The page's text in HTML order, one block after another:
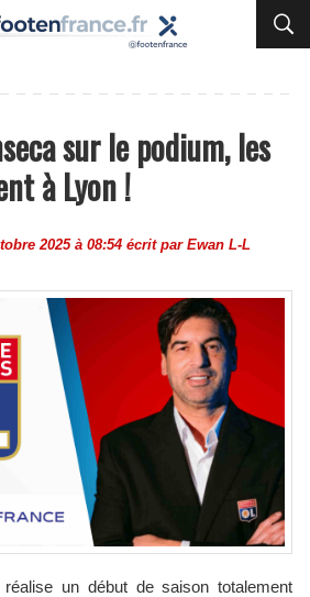
sur le podium, les
à Lyon !
2025 à 08:54 écrit par Ewan L-L